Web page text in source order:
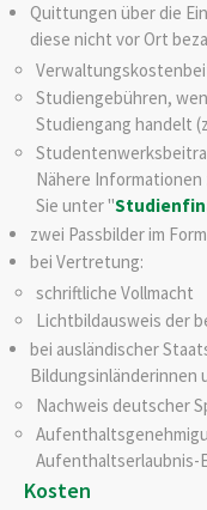
Quittungen über die
diese nicht vor Ort
Studiengebühren,
Studiengang handelt
Nähere
Sie unter "
zwei Passbilder im
bei Vertretung:
schriftliche Vollmacht
Lichtbildausweis der
bei ausländischer
Bildungsinländerinnen
Nachweis deutscher
Aufenthaltserlaubnis-
Kosten